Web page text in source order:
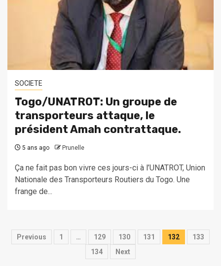
SOCIETE
Togo/UNATROT: Un groupe de
transporteurs attaque, le
président Amah contrattaque.
5 ans ago Prunelle
Ça ne fait pas bon vivre ces jours-ci à l’UNATROT, Union
Nationale des Transporteurs Routiers du Togo. Une
frange de...
Pagination
Previous 1 … 129 130 131 132
133
134
Next